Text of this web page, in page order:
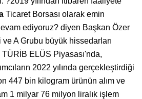
Ticaret Borsası olarak emin
ediyoruz? diyen Başkan Özer
ve A Grubu büyük hissedarları
TÜRİB ELÜS Piyasası'nda,
2022 yılında gerçekleştirdiği
447 bin kilogram ürünün alım ve
1 milyar 76 milyon liralık işlem